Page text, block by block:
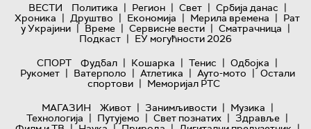
ВЕСТИ Политика | Регион | Свет | Србија данас |
Хроника | Друштво | Економија | Мерила времена | Рат
у Украјини | Време | Сервисне вести | Сматрачница |
Подкаст | ЕУ могућности 2026
СПОРТ
Фудбал | Кошарка | Тенис | Одбојка |
Рукомет | Ватерполо | Атлетика | Ауто-мото | Остали
спортови | Меморијал РТС
МАГАЗИН
Живот | Занимљивости | Музика |
Технологијa | Путујемо | Свет познатих | Здравље |